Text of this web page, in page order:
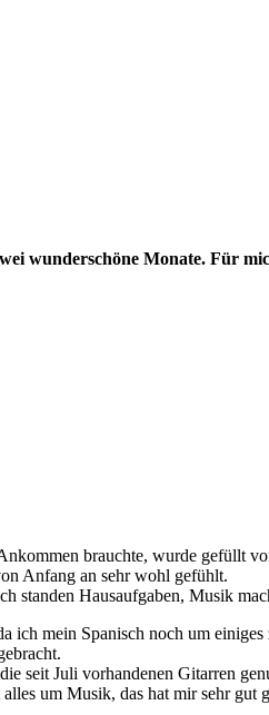
wunderschöne Monate. Für
brauchte, wurde gefüllt
Anfang an sehr wohl gefühlt.
Hausaufgaben, Musik
mein Spanisch noch um
seit Juli vorhandenen Gitarren
um Musik, das hat mir sehr